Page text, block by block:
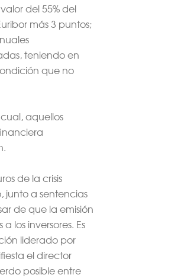
del 55% del
más 3 puntos;
teniendo en
que no
aquellos
de la crisis
junto a sentencias
de que la emisión
los inversores. Es
liderado por
el director
posible entre